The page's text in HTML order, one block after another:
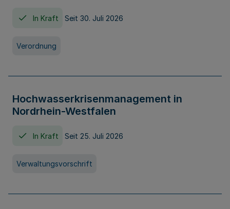
In Kraft Seit 30. Juli 2026
Verordnung
Hochwasserkrisenmanagement in
Nordrhein-Westfalen
In Kraft Seit 25. Juli 2026
Verwaltungsvorschrift